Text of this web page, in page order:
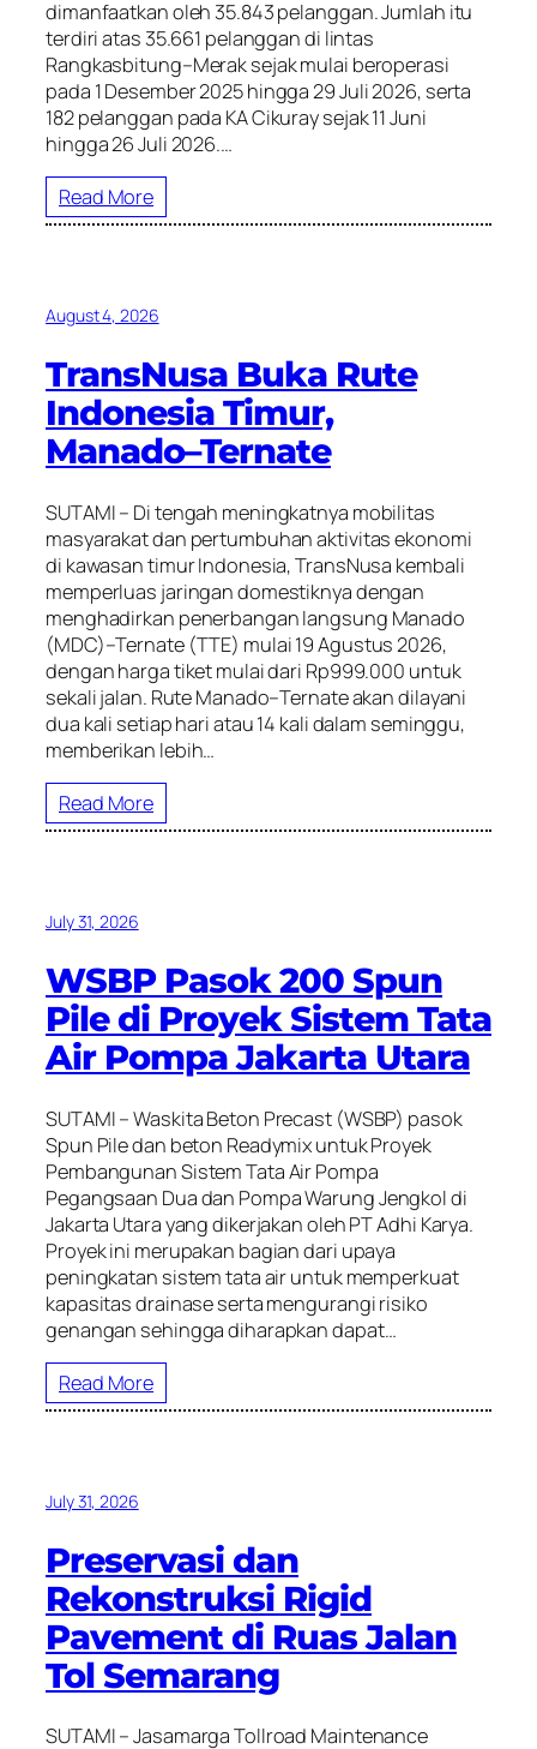
dimanfaatkan oleh 35.843 pelanggan. Jumlah itu
terdiri atas 35.661 pelanggan di lintas
Rangkasbitung–Merak sejak mulai beroperasi
pada 1 Desember 2025 hingga 29 Juli 2026, serta
182 pelanggan pada KA Cikuray sejak 11 Juni
hingga 26 Juli 2026.…
Read More
August 4, 2026
TransNusa Buka Rute
Indonesia Timur,
Manado–Ternate
SUTAMI – Di tengah meningkatnya mobilitas
masyarakat dan pertumbuhan aktivitas ekonomi
di kawasan timur Indonesia, TransNusa kembali
memperluas jaringan domestiknya dengan
menghadirkan penerbangan langsung Manado
(MDC)–Ternate (TTE) mulai 19 Agustus 2026,
dengan harga tiket mulai dari Rp999.000 untuk
sekali jalan. Rute Manado–Ternate akan dilayani
dua kali setiap hari atau 14 kali dalam seminggu,
memberikan lebih…
Read More
July 31, 2026
WSBP Pasok 200 Spun
Pile di Proyek Sistem Tata
Air Pompa Jakarta Utara
SUTAMI – Waskita Beton Precast (WSBP) pasok
Spun Pile dan beton Readymix untuk Proyek
Pembangunan Sistem Tata Air Pompa
Pegangsaan Dua dan Pompa Warung Jengkol di
Jakarta Utara yang dikerjakan oleh PT Adhi Karya.
Proyek ini merupakan bagian dari upaya
peningkatan sistem tata air untuk memperkuat
kapasitas drainase serta mengurangi risiko
genangan sehingga diharapkan dapat…
Read More
July 31, 2026
Preservasi dan
Rekonstruksi Rigid
Pavement di Ruas Jalan
Tol Semarang
SUTAMI – Jasamarga Tollroad Maintenance